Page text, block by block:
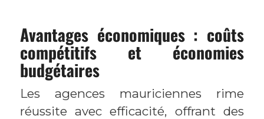
Avantages économiques : coûts
compétitifs et économies
budgétaires
Les agences mauriciennes rime
réussite avec efficacité, offrant des